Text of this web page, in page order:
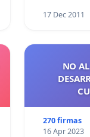
17 Dec 2011
NO
270 firmas
16 Apr 2023